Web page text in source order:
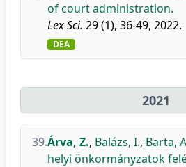
of court administration.
Lex Sci. 29 (1), 36-49, 2022.
DEA
2021
39.Árva, Z., Balázs, I., Barta,
helyi önkormányzatok